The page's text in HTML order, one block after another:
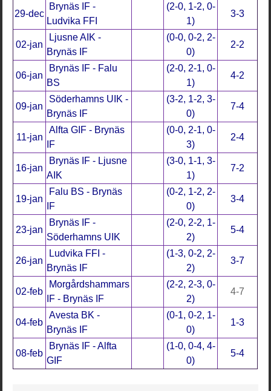
29-dec
Brynäs IF -
Ludvika FFI
(2-0, 1-2, 0-
1)
3-3
02-jan
Ljusne AIK -
Brynäs IF
(0-0, 0-2, 2-
0)
2-2
06-jan
Brynäs IF - Falu
BS
(2-0, 2-1, 0-
1)
4-2
09-jan
Söderhamns UIK -
Brynäs IF
(3-2, 1-2, 3-
0)
7-4
11-jan
Alfta GIF - Brynäs
IF
(0-0, 2-1, 0-
3)
2-4
16-jan
Brynäs IF - Ljusne
AIK
(3-0, 1-1, 3-
1)
7-2
19-jan
Falu BS - Brynäs
IF
(0-2, 1-2, 2-
0)
3-4
23-jan
Brynäs IF -
Söderhamns UIK
(2-0, 2-2, 1-
2)
5-4
26-jan
Ludvika FFI -
Brynäs IF
(1-3, 0-2, 2-
2)
3-7
02-feb
Morgårdshammars
IF - Brynäs IF
(2-2, 2-3, 0-
2)
4-7
04-feb
Avesta BK -
Brynäs IF
(0-1, 0-2, 1-
0)
1-3
08-feb
Brynäs IF - Alfta
GIF
(1-0, 0-4, 4-
0)
5-4